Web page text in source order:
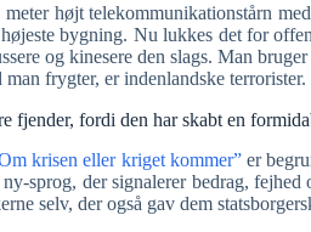
meter højt telekommunikationstårn
bygning. Nu lukkes det for
og kinesere den slags. Man
frygter, er indenlandske terrorister.
fjender, fordi den har skabt en
krisen eller kriget kommer”er
ny-sprog, der signalerer bedrag,
selv, der også gav dem